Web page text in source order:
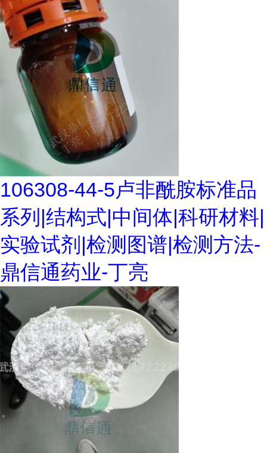
106308-44-5卢非酰胺标准品
系列|结构式|中间体|科研材料|
实验试剂|检测图谱|检测方法-
鼎信通药业-丁亮